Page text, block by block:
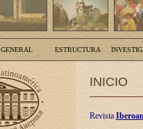
GENERAL ESTRUCTURA
INICIO
Revista